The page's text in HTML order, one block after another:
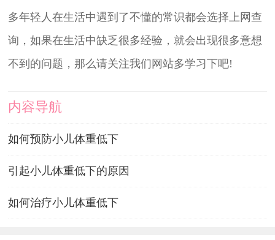
多年轻人在生活中遇到了不懂的常识都会选择上网查
询，如果在生活中缺乏很多经验，就会出现很多意想
不到的问题，那么请关注我们网站多学习下吧!
内容导航
如何预防小儿体重低下
引起小儿体重低下的原因
如何治疗小儿体重低下